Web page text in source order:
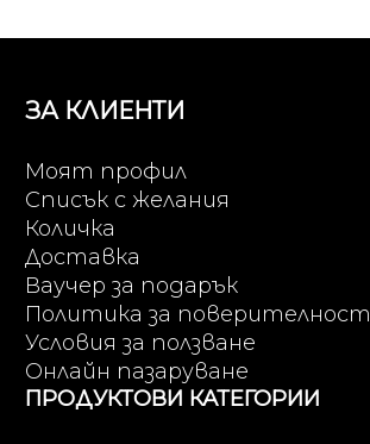
ЗА КЛИЕНТИ
Моят профил
Списък с желания
Количка
Доставка
Ваучер за подарък
Политика за поверителност
Условия за ползване
Онлайн пазаруване
ПРОДУКТОВИ КАТЕГОРИИ